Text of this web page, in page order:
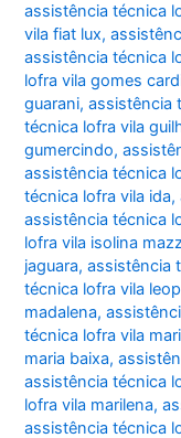
assistência técnica
vila fiat lux,
assistência técnica
lofra vila gomes
guarani,assistência
técnica lofra vila
gumercindo,
assistência técnica
técnica lofra vila ida,
assistência técnica
lofra vila isolina
jaguara,assistência
técnica lofra vila
madalena,
técnica lofra vila
maria baixa,
assistência técnica
lofra vila marilena,
assistência técnica